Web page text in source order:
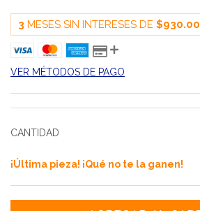
3 MESES SIN INTERESES DE $930.00
VER MÉTODOS DE PAGO
CANTIDAD
¡Última pieza! ¡Qué no te la ganen!